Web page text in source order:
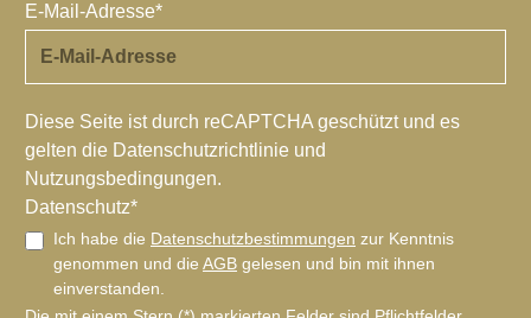
E-Mail-Adresse*
Diese Seite ist durch reCAPTCHA geschützt und es
gelten die Datenschutzrichtlinie und
Nutzungsbedingungen.
Datenschutz*
Ich habe die Datenschutzbestimmungen zur Kenntnis
genommen und die AGB gelesen und bin mit ihnen
einverstanden.